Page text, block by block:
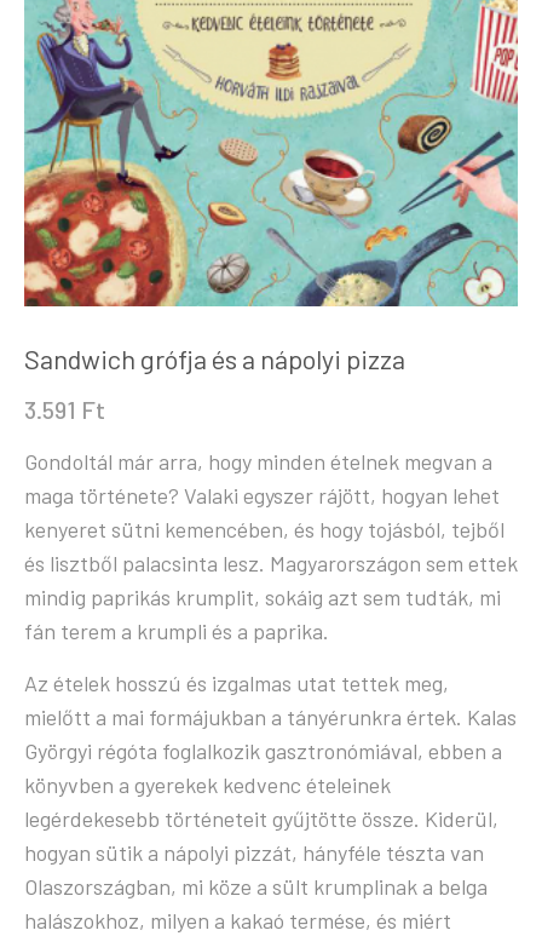
Sandwich grófja és a nápolyi pizza
3.591 Ft
Gondoltál már arra, hogy minden ételnek megvan a
maga története? Valaki egyszer rájött, hogyan lehet
kenyeret sütni kemencében, és hogy tojásból, tejből
és lisztből palacsinta lesz. Magyarországon sem ettek
mindig paprikás krumplit, sokáig azt sem tudták, mi
fán terem a krumpli és a paprika.
Az ételek hosszú és izgalmas utat tettek meg,
mielőtt a mai formájukban a tányérunkra értek. Kalas
Györgyi régóta foglalkozik gasztronómiával, ebben a
könyvben a gyerekek kedvenc ételeinek
legérdekesebb történeteit gyűjtötte össze. Kiderül,
hogyan sütik a nápolyi pizzát, hányféle tészta van
Olaszországban, mi köze a sült krumplinak a belga
halászokhoz, milyen a kakaó termése, és miért